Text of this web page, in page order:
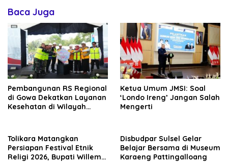
Baca Juga
Pembangunan RS Regional
di Gowa Dekatkan Layanan
Kesehatan di Wilayah
Ketua Umum JMSI: Soal
‘Londo Ireng’ Jangan Salah
Mengerti
Tolikara Matangkan
Persiapan Festival Etnik
Religi 2026, Bupati Willem
Disbudpar Sulsel Gelar
Belajar Bersama di Museum
Karaeng Pattingalloang